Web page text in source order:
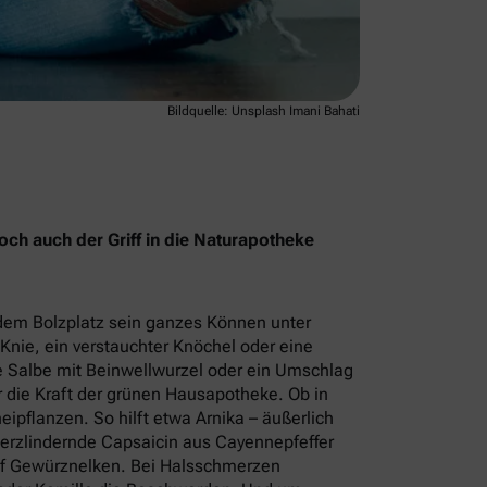
Bildquelle: Unsplash Imani Bahati
auch der Griff in die Naturapotheke
Bolzplatz sein ganzes Können unter
ein verstauchter Knöchel oder eine
mit Beinwellwurzel oder ein Umschlag
Kraft der grünen Hausapotheke. Ob in
So hilft etwa Arnika – äußerlich
Capsaicin aus Cayennepfeffer
Bei Halsschmerzen